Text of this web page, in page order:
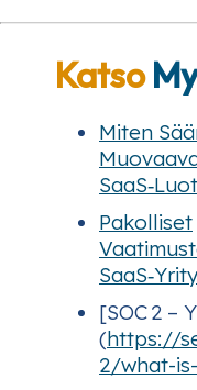
Katso
Miten
Pakolliset
[SOC 2 –
(https://
2/what-